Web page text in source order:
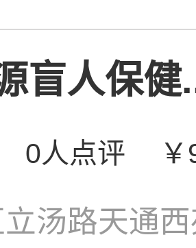
盲人保健
0人点评
汤路天通